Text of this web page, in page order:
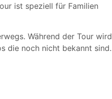
ist speziell für Familien
Während der Tour wird
die noch nicht bekannt sind.